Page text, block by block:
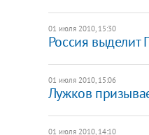
01 июля 2010, 15:30
Россия выделит
01 июля 2010, 15:06
Лужков
01 июля 2010, 14:10